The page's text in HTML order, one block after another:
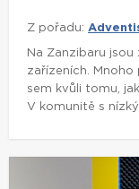
Z pořadu:
Na Zanzibaru
zařízeních.
sem kvůli tomu,
V komunitě s